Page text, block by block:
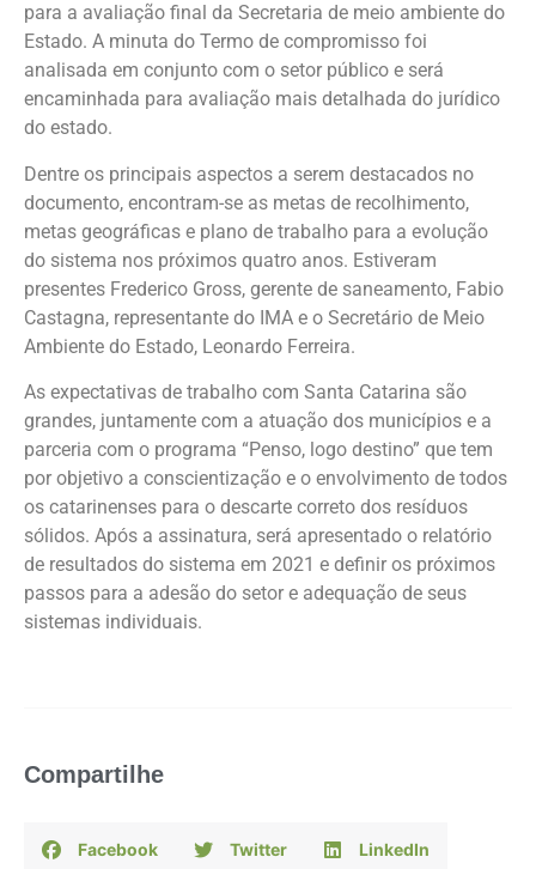
para a avaliação final da Secretaria de meio ambiente do
Estado. A minuta do Termo de compromisso foi
analisada em conjunto com o setor público e será
encaminhada para avaliação mais detalhada do jurídico
do estado.
Dentre os principais aspectos a serem destacados no
documento, encontram-se as metas de recolhimento,
metas geográficas e plano de trabalho para a evolução
do sistema nos próximos quatro anos. Estiveram
presentes Frederico Gross, gerente de saneamento, Fabio
Castagna, representante do IMA e o Secretário de Meio
Ambiente do Estado, Leonardo Ferreira.
As expectativas de trabalho com Santa Catarina são
grandes, juntamente com a atuação dos municípios e a
parceria com o programa “Penso, logo destino” que tem
por objetivo a conscientização e o envolvimento de todos
os catarinenses para o descarte correto dos resíduos
sólidos. Após a assinatura, será apresentado o relatório
de resultados do sistema em 2021 e definir os próximos
passos para a adesão do setor e adequação de seus
sistemas individuais.
Compartilhe
Facebook Twitter LinkedIn